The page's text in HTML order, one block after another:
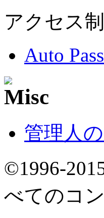
アクセス
Auto
管理人
©1996-
べてのコ